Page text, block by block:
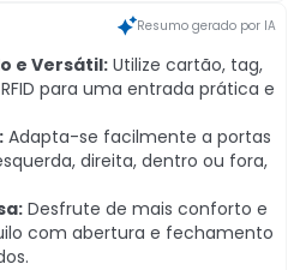
Resumo gerado por IA
e Versátil: Utilize cartão, tag,
para uma entrada prática e
Adapta-se facilmente a portas
direita, dentro ou fora,
Desfrute de mais conforto e
com abertura e fechamento